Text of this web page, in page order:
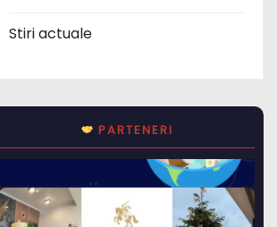
Stiri actuale
PARTENERI